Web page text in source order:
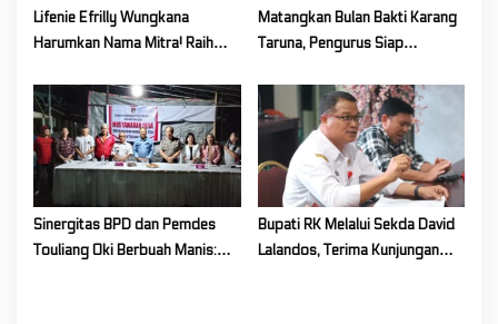
Lifenie Efrilly Wungkana
Harumkan Nama Mitra! Raih
Tingkat Provinsi
Matangkan Bulan Bakti Karang
Taruna, Pengurus Siap
Mitra
Sinergitas BPD dan Pemdes
Touliang Oki Berbuah Manis:
Bupati RK Melalui Sekda David
Lalandos, Terima Kunjungan